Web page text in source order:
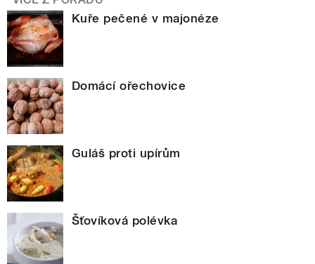
Kuře pečené v majonéze
Domácí ořechovice
Guláš proti upírům
Šťovíková polévka